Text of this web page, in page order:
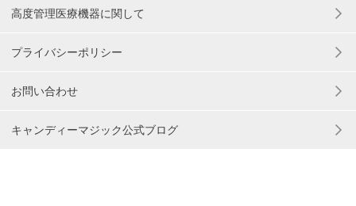
高度管理医療機器に関して
プライバシーポリシー
お問い合わせ
キャンディーマジック公式ブログ